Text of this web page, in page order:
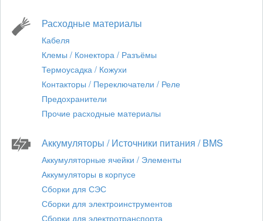
Расходные материалы
Кабеля
Клемы / Конектора / Разъёмы
Термоусадка / Кожухи
Контакторы / Переключатели / Реле
Предохранители
Прочие расходные материалы
Аккумуляторы / Источники питания / BMS
Аккумуляторные ячейки / Элементы
Аккумуляторы в корпусе
Сборки для СЭС
Сборки для электроинструментов
Сборки для электротранспорта